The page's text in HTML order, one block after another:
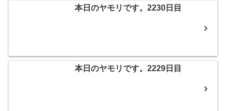
本日のヤモリです。2230日目
本日のヤモリです。2229日目